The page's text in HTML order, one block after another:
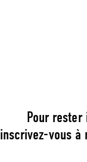
Pour
inscrivez-vous